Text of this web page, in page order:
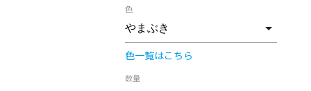
色
色一覧はこちら
数量